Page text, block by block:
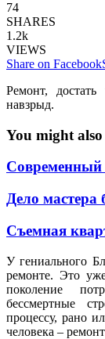
74
SHARES
1.2k
VIEWS
Share on Facebook
Ремонт,
навзрыд.
You might
Современный
Дело мастера
Съемная
У гениального
ремонте. Это
поколение
бессмертные
процессу, рано
человека –